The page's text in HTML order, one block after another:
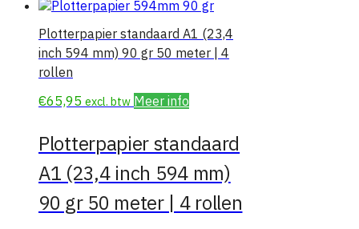
Plotterpapier standaard A1 (23,4
inch 594 mm) 90 gr 50 meter | 4
rollen
€65,95 excl. btw Meer info
Plotterpapier standaard
A1 (23,4 inch 594 mm)
90 gr 50 meter | 4 rollen